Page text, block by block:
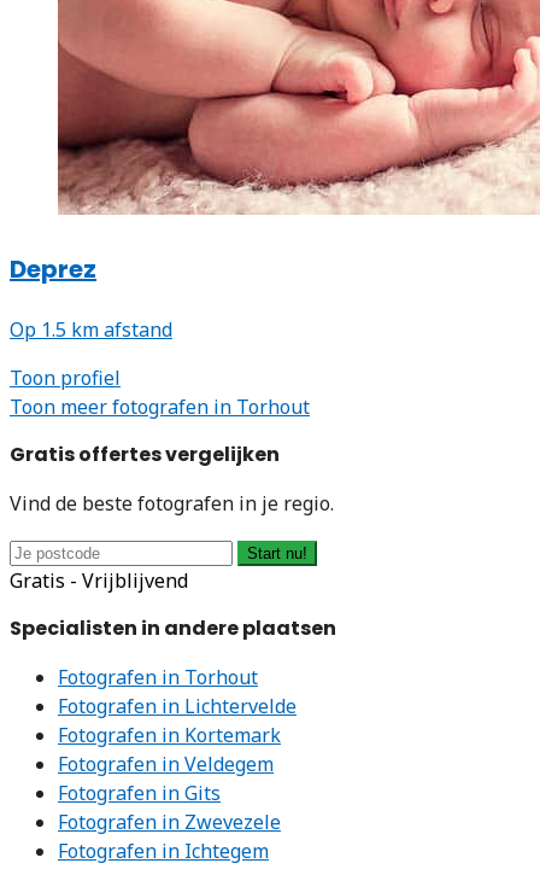
Deprez
Op 1.5 km afstand
Toon profiel
Toon meer fotografen in Torhout
Gratis offertes vergelijken
Vind de beste fotografen in je regio.
Start nu!
Gratis - Vrijblijvend
Specialisten in andere plaatsen
Fotografen in Torhout
Fotografen in Lichtervelde
Fotografen in Kortemark
Fotografen in Veldegem
Fotografen in Gits
Fotografen in Zwevezele
Fotografen in Ichtegem